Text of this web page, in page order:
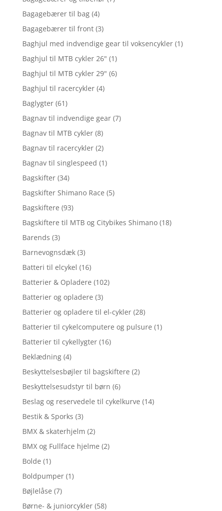
Bagagebærer til bag (4)
Bagagebærer til front (3)
Baghjul med indvendige gear til voksencykler (1)
Baghjul til MTB cykler 26" (1)
Baghjul til MTB cykler 29" (6)
Baghjul til racercykler (4)
Baglygter (61)
Bagnav til indvendige gear (7)
Bagnav til MTB cykler (8)
Bagnav til racercykler (2)
Bagnav til singlespeed (1)
Bagskifter (34)
Bagskifter Shimano Race (5)
Bagskiftere (93)
Bagskiftere til MTB og Citybikes Shimano (18)
Barends (3)
Barnevognsdæk (3)
Batteri til elcykel (16)
Batterier & Opladere (102)
Batterier og opladere (3)
Batterier og opladere til el-cykler (28)
Batterier til cykelcomputere og pulsure (1)
Batterier til cykellygter (16)
Beklædning (4)
Beskyttelsesbøjler til bagskiftere (2)
Beskyttelsesudstyr til børn (6)
Beslag og reservedele til cykelkurve (14)
Bestik & Sporks (3)
BMX & skaterhjelm (2)
BMX og Fullface hjelme (2)
Bolde (1)
Boldpumper (1)
Bøjlelåse (7)
Børne- & juniorcykler (58)